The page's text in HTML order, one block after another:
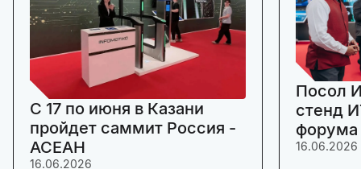
C 17 по июня в Казани
пройдет саммит Россия -
АСЕАН
16.06.2026
Посол
стенд
16.06.2026